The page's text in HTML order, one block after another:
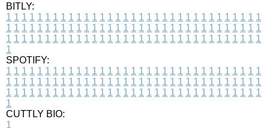
BITLY:
1 1 1 1 1 1 1 1 1 1 1 1 1 1 1 1 1 1 1 1 1 1 1 1 1 1 1 1 1 1 1 1 1
1 1 1 1 1 1 1 1 1 1 1 1 1 1 1 1 1 1 1 1 1 1 1 1 1 1 1 1 1 1 1 1 1
1 1 1 1 1 1 1 1 1 1 1 1 1 1 1 1 1 1 1 1 1 1 1 1 1 1 1 1 1 1 1 1 1
1
SPOTIFY:
1 1 1 1 1 1 1 1 1 1 1 1 1 1 1 1 1 1 1 1 1 1 1 1 1 1 1 1 1 1 1 1 1
1 1 1 1 1 1 1 1 1 1 1 1 1 1 1 1 1 1 1 1 1 1 1 1 1 1 1 1 1 1 1 1 1
1 1 1 1 1 1 1 1 1 1 1 1 1 1 1 1 1 1 1 1 1 1 1 1 1 1 1 1 1 1 1 1 1
1
CUTTLY BIO:
1